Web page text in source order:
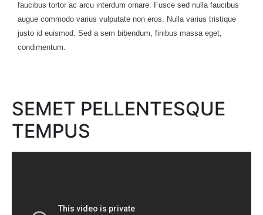
faucibus tortor ac arcu interdum ornare. Fusce sed nulla faucibus
augue commodo varius vulputate non eros. Nulla varius tristique
justo id euismod. Sed a sem bibendum, finibus massa eget,
condimentum.
SEMET PELLENTESQUE
TEMPUS